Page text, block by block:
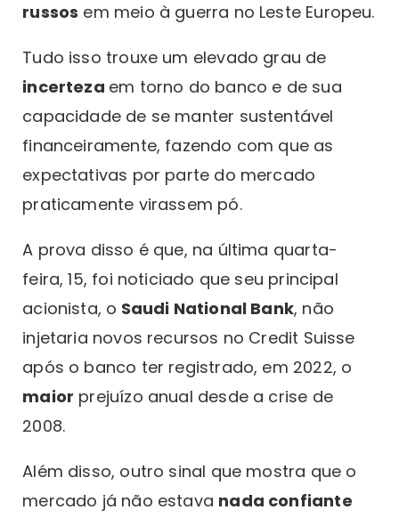
russos em meio à guerra no Leste Europeu.
Tudo isso trouxe um elevado grau de
incerteza em torno do banco e de sua
capacidade de se manter sustentável
financeiramente, fazendo com que as
expectativas por parte do mercado
praticamente virassem pó.
A prova disso é que, na última quarta-
feira, 15, foi noticiado que seu principal
acionista, o Saudi National Bank, não
injetaria novos recursos no Credit Suisse
após o banco ter registrado, em 2022, o
maior prejuízo anual desde a crise de
2008.
Além disso, outro sinal que mostra que o
mercado já não estava nada confiante